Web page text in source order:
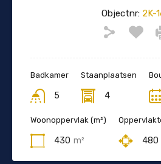
Objectnr: 2K-
Badkamer
5
Staanplaatsen
4
Woonoppervlak (m²)
430 m² 480